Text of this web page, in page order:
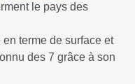
le pays des
terme de surface et
des 7 grâce à son